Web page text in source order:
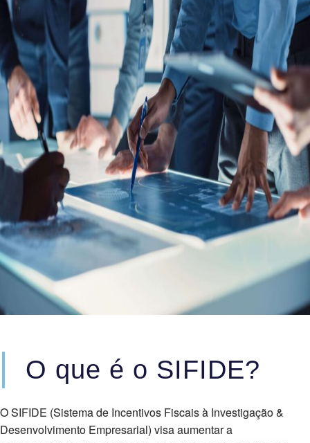
O que é o SIFIDE?
O SIFIDE (Sistema de Incentivos Fiscais à Investigação &
Desenvolvimento Empresarial) visa aumentar a